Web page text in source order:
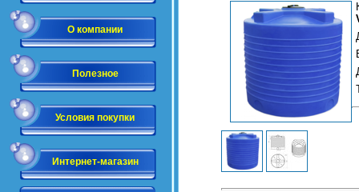
О компании
Полезное
Условия покупки
Интернет-магазин